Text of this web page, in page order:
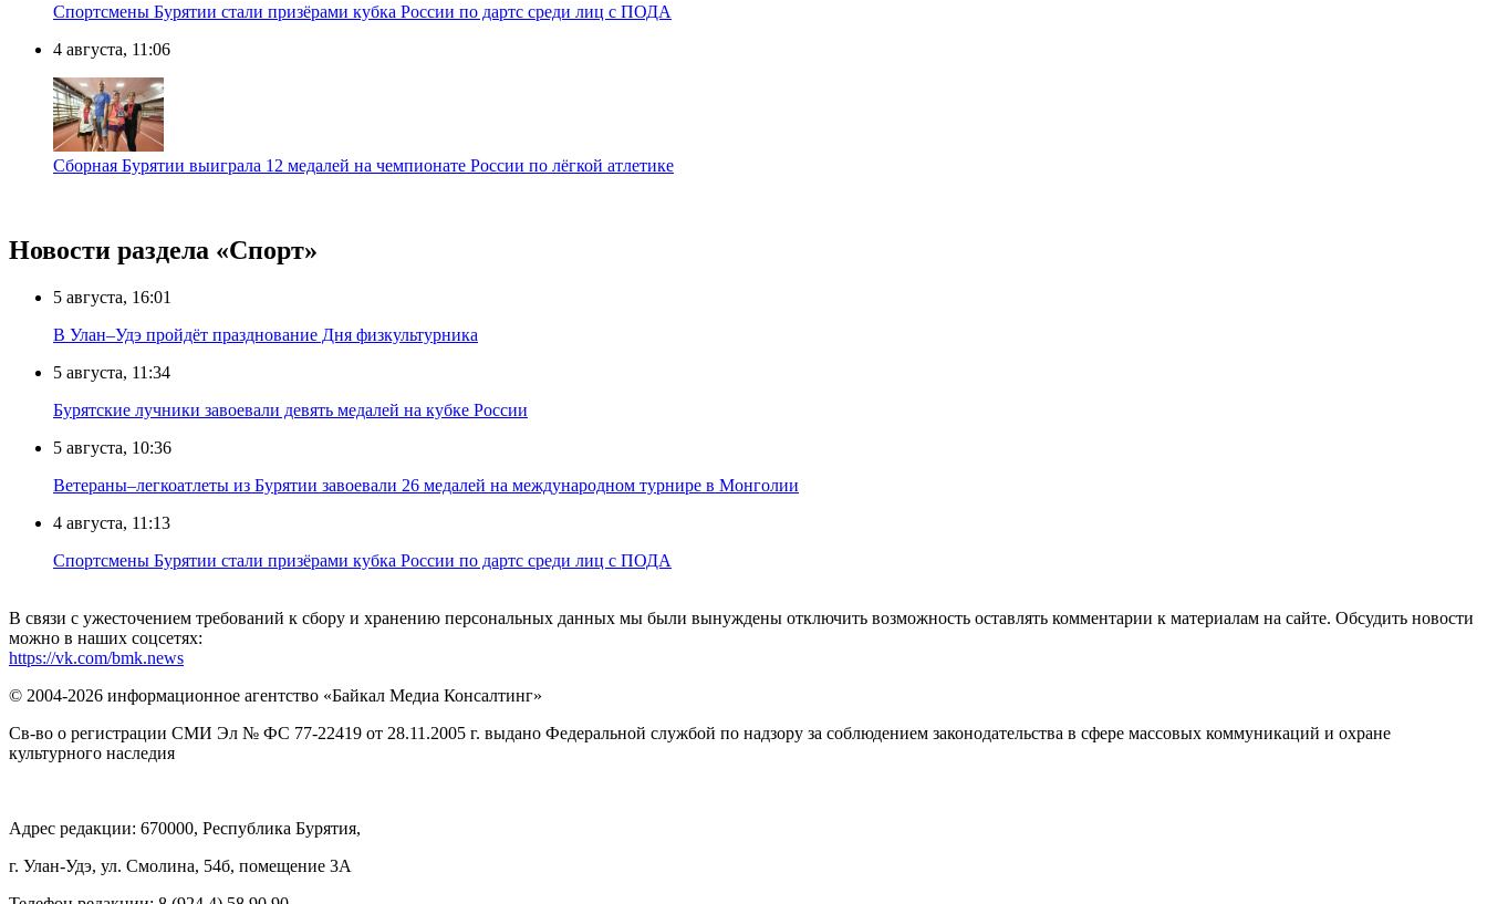
Спортсмены Бурятии стали призёрами кубка России по дартс среди лиц с ПОДА
4 августа, 11:06
Сборная Бурятии выиграла 12 медалей на чемпионате России по лёгкой атлетике
Новости раздела «Cпорт»
5 августа, 16:01
В Улан–Удэ пройдёт празднование Дня физкультурника
5 августа, 11:34
Бурятские лучники завоевали девять медалей на кубке России
5 августа, 10:36
Ветераны–легкоатлеты из Бурятии завоевали 26 медалей на международном турнире в Монголии
4 августа, 11:13
Спортсмены Бурятии стали призёрами кубка России по дартс среди лиц с ПОДА
В связи с ужесточением требований к сбору и хранению персональных данных мы были вынуждены отключить возможность оставлять комментарии к материалам на сайте. Обсудить новости
можно в наших соцсетях:
https://vk.com/bmk.news
© 2004-2026 информационное агентство «Байкал Медиа Консалтинг»
Св-во о регистрации СМИ Эл № ФС 77-22419 от 28.11.2005 г. выдано Федеральной службой по надзору за соблюдением законодательства в сфере массовых коммуникаций и охране
культурного наследия
Адрес редакции: 670000, Республика Бурятия,
г. Улан-Удэ, ул. Смолина, 54б, помещение 3А